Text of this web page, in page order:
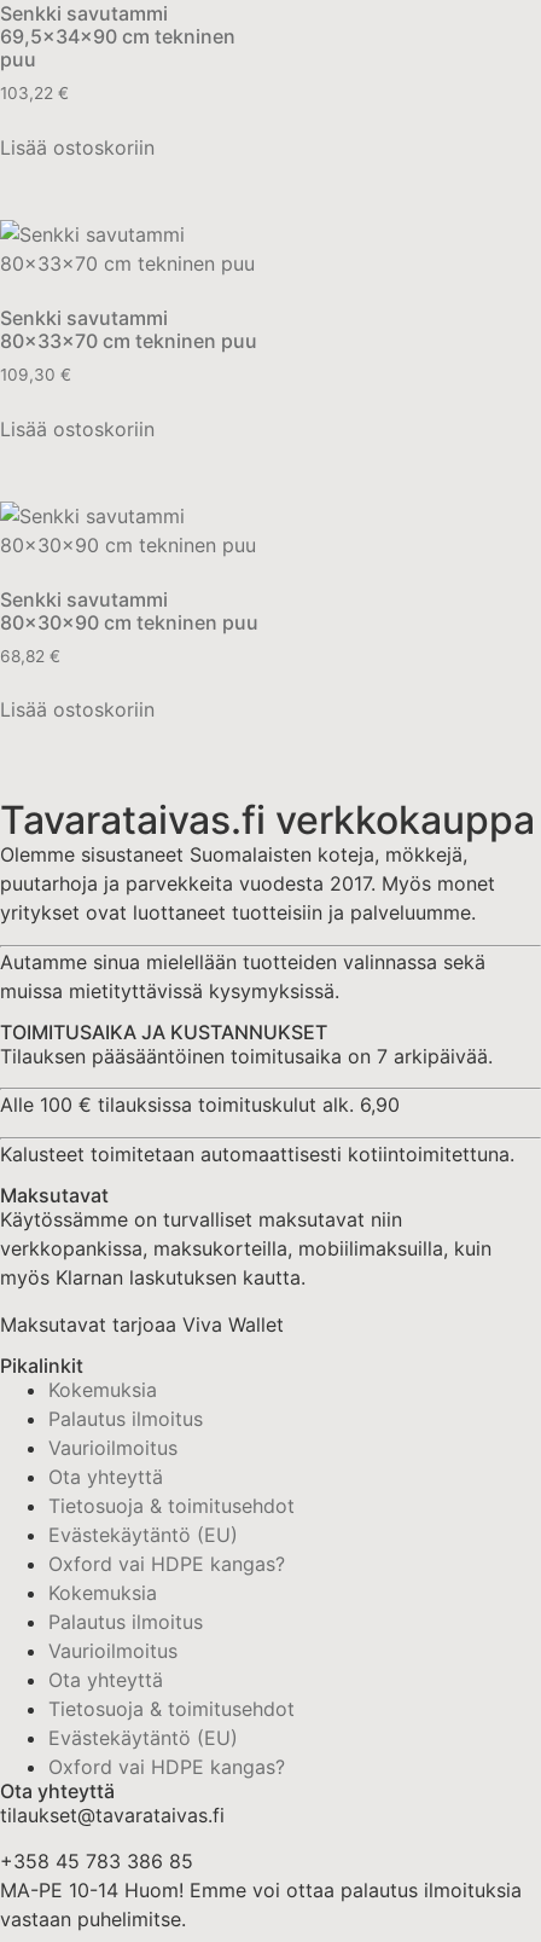
Senkki savutammi
69,5x34x90 cm tekninen
puu
103,22 €
Lisää ostoskoriin
Senkki savutammi
80x33x70 cm tekninen puu
109,30 €
Lisää ostoskoriin
Senkki savutammi
80x30x90 cm tekninen puu
68,82 €
Lisää ostoskoriin
Tavarataivas.fi verkkokauppa
Olemme sisustaneet Suomalaisten koteja, mökkejä,
puutarhoja ja parvekkeita vuodesta 2017. Myös monet
yritykset ovat luottaneet tuotteisiin ja palveluumme.
Autamme sinua mielellään tuotteiden valinnassa sekä
muissa mietityttävissä kysymyksissä.
TOIMITUSAIKA JA KUSTANNUKSET
Tilauksen pääsääntöinen toimitusaika on 7 arkipäivää.
Alle 100 € tilauksissa toimituskulut alk. 6,90
Kalusteet toimitetaan automaattisesti kotiintoimitettuna.
Maksutavat
Käytössämme on turvalliset maksutavat niin
verkkopankissa, maksukorteilla, mobiilimaksuilla, kuin
myös Klarnan laskutuksen kautta.
Maksutavat tarjoaa Viva Wallet
Pikalinkit
Kokemuksia
Palautus ilmoitus
Vaurioilmoitus
Ota yhteyttä
Tietosuoja & toimitusehdot
Evästekäytäntö (EU)
Oxford vai HDPE kangas?
Kokemuksia
Palautus ilmoitus
Vaurioilmoitus
Ota yhteyttä
Tietosuoja & toimitusehdot
Evästekäytäntö (EU)
Oxford vai HDPE kangas?
Ota yhteyttä
tilaukset@tavarataivas.fi
+358 45 783 386 85
MA-PE 10-14 Huom! Emme voi ottaa palautus ilmoituksia
vastaan puhelimitse.